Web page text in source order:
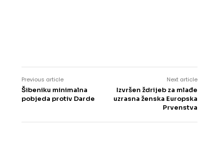
Previous article
Šibeniku minimalna
pobjeda protiv Darde
Next article
Izvršen ždrijeb za mlađe
uzrasna ženska Europska
Prvenstva